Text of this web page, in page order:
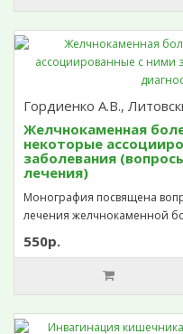
Гордиенко А.В.,
Желчнокаменная
некоторые
заболевания
лечения)
Монография посвящена
лечения желчнокаменной
550р.